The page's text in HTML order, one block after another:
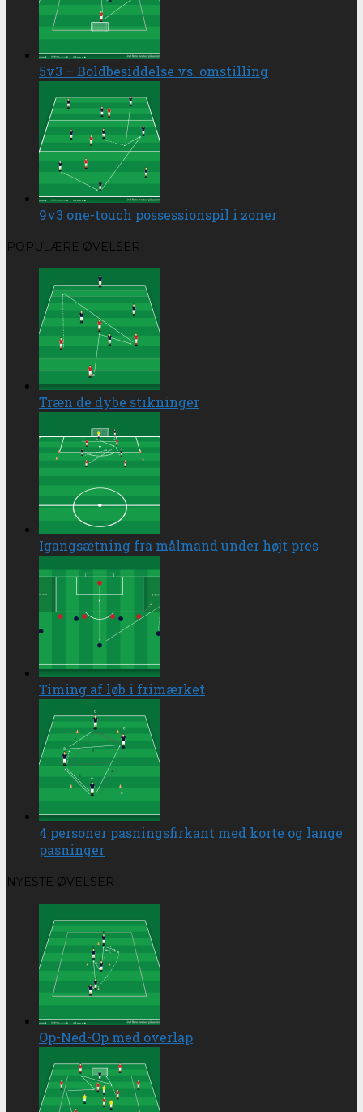
5v3 – Boldbesiddelse vs. omstilling
9v3 one-touch possessionspil i zoner
POPULÆRE ØVELSER
Træn de dybe stikninger
Igangsætning fra målmand under højt pres
Timing af løb i frimærket
4 personer pasningsfirkant med korte og lange
pasninger
NYESTE ØVELSER
Op-Ned-Op med overlap